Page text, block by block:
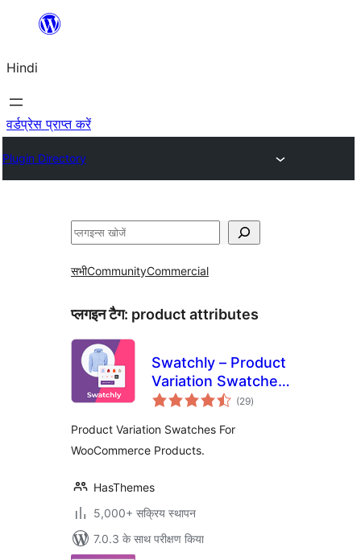
सामग्री
जाएं
Hindi
वर्डप्रेस प्राप्त करें
Plugin Directory
खोजें
सभीCommunityCommercial
प्लगइन टैग: product attributes
Swatchly – Product
Variation Swatches
for WooCommerce
(29कुल
दर)
Product Variation Swatches For
WooCommerce Products.
HasThemes
5,000+ सक्रिय स्थापन
7.0.3 के साथ परीक्षण किया